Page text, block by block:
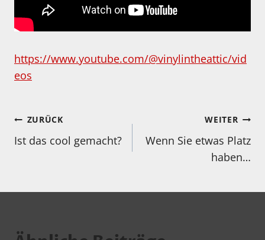
https://www.youtube.com/@vinylintheattic/vid
eos
Beitragsnavigation
ZURÜCK
Ist das cool gemacht?
WEITER
Wenn Sie etwas Platz
haben…